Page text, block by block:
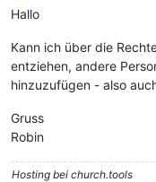
Hallo
Kann ich über die
entziehen, andere
hinzuzufügen - also
Gruss
Robin
Hosting bei church.tools